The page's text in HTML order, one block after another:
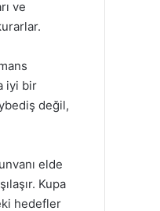
ve
iyi bir
değil,
elde
Kupa
hedefler